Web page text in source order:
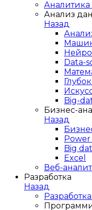
Аналитика
Анализ
Назад
Data-
Big-
Бизнес-
Назад
Power
Big
Excel
Веб-
Разработка
Назад